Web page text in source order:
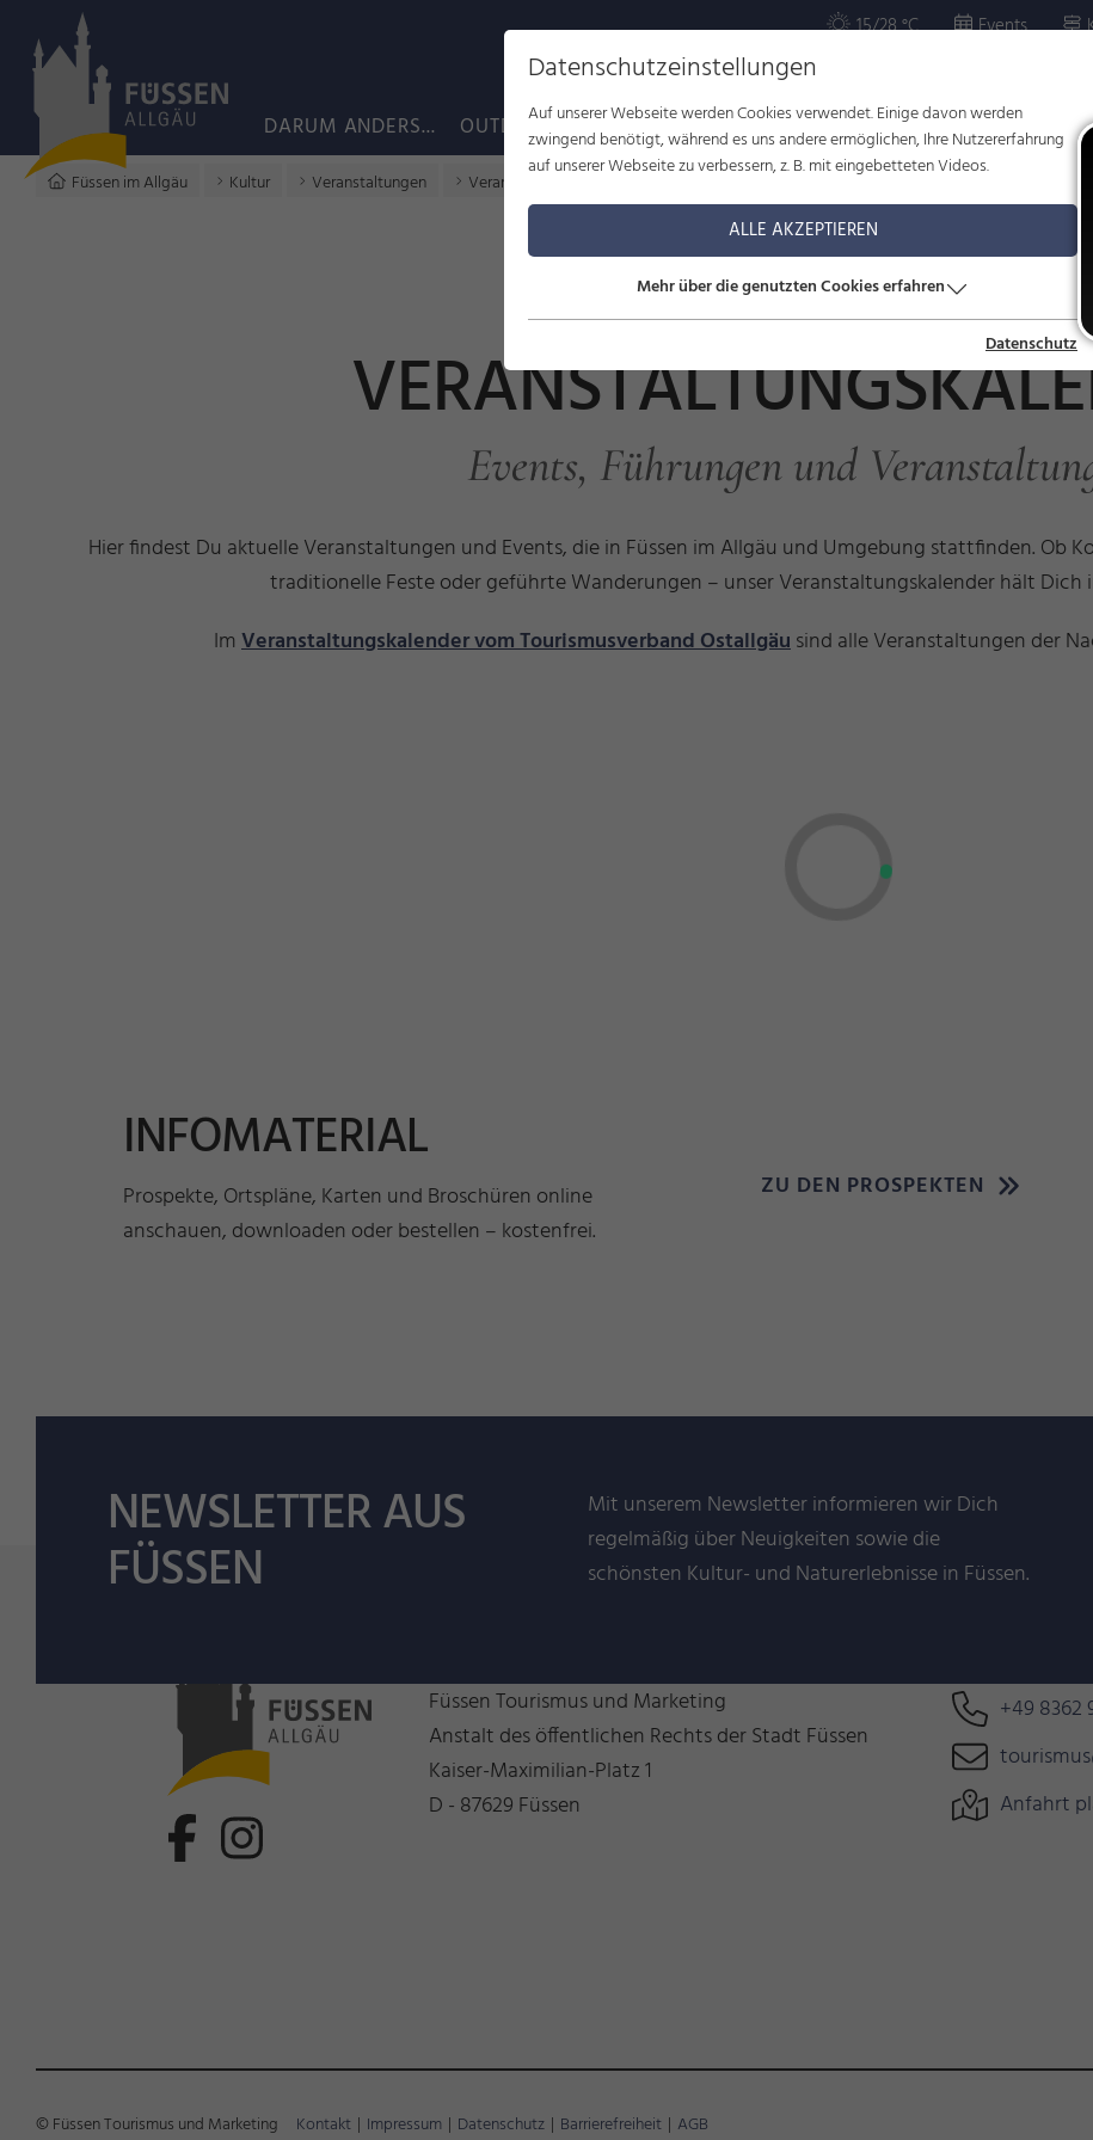
15/28 °C Events
DARUM ANDERS... OUTDOOR KULTUR WOHLBEFINDEN FAMILIE SERVICE
Füssen im Allgäu Kultur Veranstaltungen Veranstaltungskalender
Events, Führungen und
Hier findest Du aktuelle Veranstaltungen und Events, die in Füssen im Allgäu und Umgebung stattfinden. Ob
traditionelle Feste oder geführte Wanderungen – unser Veranstaltungskalender hält Dich
Im Veranstaltungskalender vom Tourismusverband Ostallgäusind alle Veranstaltungen der
INFOMATERIAL
Prospekte, Ortspläne, Karten und Broschüren online
anschauen, downloaden oder bestellen – kostenfrei.
ZU DEN PROSPEKTEN
NEWSLETTER AUS
FÜSSEN
Mit unserem Newsletter informieren wir Dich
regelmäßig über Neuigkeiten sowie die
schönsten Kultur- und Naturerlebnisse in Füssen.
Füssen Tourismus und Marketing
Anstalt des öffentlichen Rechts der Stadt Füssen
Kaiser-Maximilian-Platz 1
D - 87629 Füssen
+49 8362
Anfahrt
© Füssen Tourismus und Marketing Kontakt | Impressum | Datenschutz | Barrierefreiheit | AGB
Datenschutzeinstellungen
Auf unserer Webseite werden Cookies verwendet. Einige davon werden
zwingend benötigt, während es uns andere ermöglichen, Ihre Nutzererfahrung
auf unserer Webseite zu verbessern, z. B. mit eingebetteten Videos.
ALLE AKZEPTIEREN
Mehr über die genutzten Cookies erfahren
Datenschutz